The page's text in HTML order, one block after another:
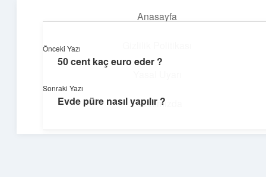
Anasayfa
Hakkımızda
Topluluk ve İlham
Önceki Yazı
50 cent kaç euro eder ?
Sonraki Yazı
Evde püre nasıl yapılır ?